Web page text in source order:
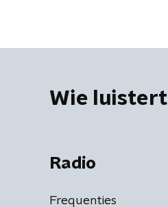
Wie luistert
Radio
Frequenties